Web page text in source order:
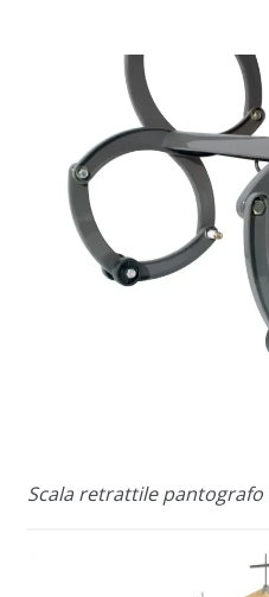
Scala retrattile pantografo